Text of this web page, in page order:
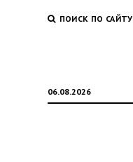
ПОИСК ПО САЙТУ
06.08.2026